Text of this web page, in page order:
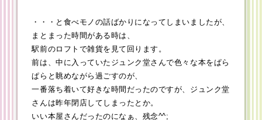
・・・と食べモノの話ばかりになってしまいましたが、
まとまった時間がある時は、
駅前のロフトで雑貨を見て回ります。
前は、中に入っていたジュンク堂さんで色々な本をぱら
ぱらと眺めながら過ごすのが、
一番落ち着いて好きな時間だったのですが、ジュンク堂
さんは昨年閉店してしまったとか。
いい本屋さんだったのになぁ、残念^^;